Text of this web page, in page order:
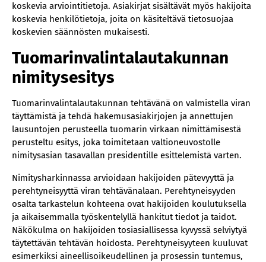
koskevia arviointitietoja. Asiakirjat sisältävät myös hakijoita
koskevia henkilötietoja, joita on käsiteltävä tietosuojaa
koskevien säännösten mukaisesti.
Tuomarinvalintalautakunnan
nimitysesitys
Tuomarinvalintalautakunnan tehtävänä on valmistella viran
täyttämistä ja tehdä hakemusasiakirjojen ja annettujen
lausuntojen perusteella tuomarin virkaan nimittämisestä
perusteltu esitys, joka toimitetaan valtioneuvostolle
nimitysasian tasavallan presidentille esittelemistä varten.
Nimitysharkinnassa arvioidaan hakijoiden pätevyyttä ja
perehtyneisyyttä viran tehtävänalaan. Perehtyneisyyden
osalta tarkastelun kohteena ovat hakijoiden koulutuksella
ja aikaisemmalla työskentelyllä hankitut tiedot ja taidot.
Näkökulma on hakijoiden tosiasiallisessa kyvyssä selviytyä
täytettävän tehtävän hoidosta. Perehtyneisyyteen kuuluvat
esimerkiksi aineellisoikeudellinen ja prosessin tuntemus,